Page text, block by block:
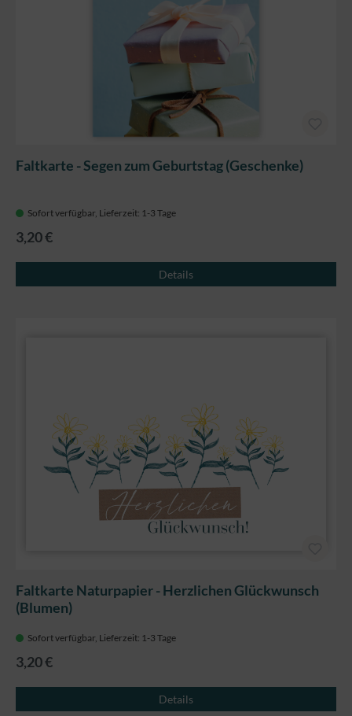
Faltkarte - Segen zum Geburtstag (Geschenke)
Sofort verfügbar, Lieferzeit: 1-3 Tage
3,20 €
Details
Faltkarte Naturpapier - Herzlichen Glückwunsch
(Blumen)
Sofort verfügbar, Lieferzeit: 1-3 Tage
3,20 €
Details